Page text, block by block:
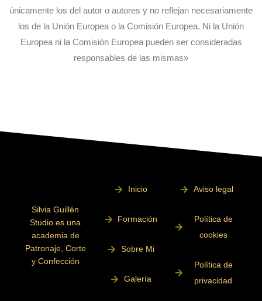
únicamente los del autor o autores y no reflejan necesariamente
los de la Unión Europea o la Comisión Europea. Ni la Unión
Europea ni la Comisión Europea pueden ser consideradas
responsables de las mismas»
Silvia Guillén
Studio es una
academia de
Patronaje, Corte
y Confección
Inicio
Formación
Sobre Mi
Galería
Aviso legal
Política de
cookies
Política de
privacidad